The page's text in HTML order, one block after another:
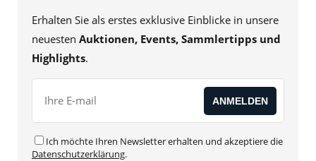
Erhalten Sie als erstes exklusive Einblicke in unsere
neuesten Auktionen, Events, Sammlertipps und
Highlights.
Ich möchte Ihren Newsletter erhalten und akzeptiere die
Datenschutzerklärung.